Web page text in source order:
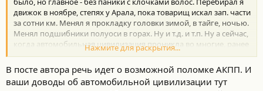
движок в ноябре, степях у Арала, пока товарищ искал зап. части
за сотни км. Менял я прокладку головки зимой, в тайге, ночью.
Менял подшибники полуоси в горах. Ну и т.д. и т.п. Ну а сейчас,
когда автомобильная цивилизация проникла во многие, ранее
тёмные уголки страны, а автомобили стали значительно
надёжнее, не стоит бояться дальних путешествий из-за
возможно-вероятной поломки машинки. Тогда лучше на
паровозе.
Нажмите для раскрытия...
В посте автора речь идет о возможной поломке АКПП. И
ваши доводы об автомобильной цивилизации тут